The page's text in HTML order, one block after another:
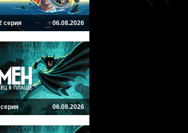
серия 06.08.2026
06.08.2026